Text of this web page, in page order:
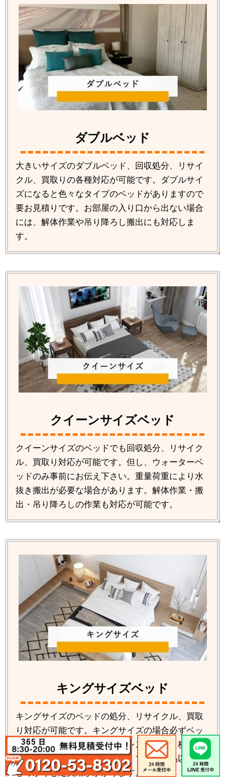
ダブルベッド
大きいサイズのダブルベッド、回収処分、リサイ
クル、買取りの各種対応が可能です。ダブルサイ
ズになると色々なタイプのベッドがありますので
要お見積りです。お部屋の入り口から出ない場合
には、解体作業や吊り降ろし搬出にも対応しま
す。
クイーンサイズベッド
クイーンサイズのベッドでも回収処分、リサイク
ル、買取り対応が可能です。但し、ウォーターベ
ッドのみ事前にお伝え下さい。重量荷重により水
抜き搬出が必要な場合があります。解体作業・搬
出・吊り降ろしの作業も対応が可能です。
キングサイズベッド
キングサイズのベッドの処分、リサイクル、買取
り対応が可能です。キングサイズの場合必ずベッ
ドの解体が必要です。マットレスも分割２枚タイ
プが多い為料金もかかります。ブランド品以外は
しっかりと処費用がかかります。